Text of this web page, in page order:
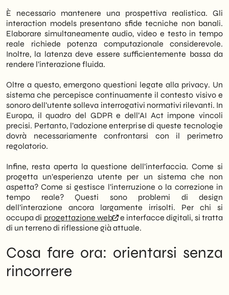
È necessario mantenere una prospettiva realistica. Gli
interaction models presentano sfide tecniche non banali.
Elaborare simultaneamente audio, video e testo in tempo
reale richiede potenza computazionale considerevole.
Inoltre, la latenza deve essere sufficientemente bassa da
rendere l’interazione fluida.
Oltre a questo, emergono questioni legate alla privacy. Un
sistema che percepisce continuamente il contesto visivo e
sonoro dell’utente solleva interrogativi normativi rilevanti. In
Europa, il quadro del GDPR e dell’AI Act impone vincoli
precisi. Pertanto, l’adozione enterprise di queste tecnologie
dovrà necessariamente confrontarsi con il perimetro
regolatorio.
Infine, resta aperta la questione dell’interfaccia. Come si
progetta un’esperienza utente per un sistema che non
aspetta? Come si gestisce l’interruzione o la correzione in
tempo reale? Questi sono problemi di design
dell’interazione ancora largamente irrisolti. Per chi si
occupa di progettazione web
e interfacce digitali, si tratta
di un terreno di riflessione già attuale.
Cosa fare ora: orientarsi senza
rincorrere